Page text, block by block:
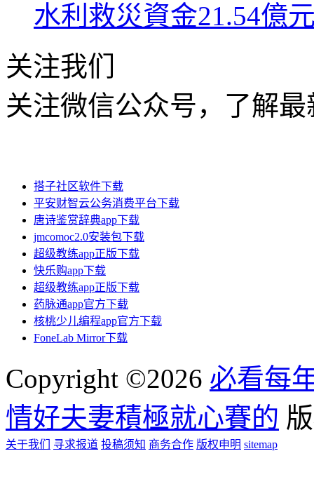
水利救災資金21.54億
关注我们
关注微信公众号，了解
搭子社区软件下载
平安财智云公务消费平台下载
唐诗鉴赏辞典app下载
jmcomoc2.0安装包下载
超级教练app正版下载
快乐购app下载
超级教练app正版下载
药脉通app官方下载
核桃少儿编程app官方下载
FoneLab Mirror下载
Copyright ©2026 必看每
情好夫妻積極就心賽的
关于我们 寻求报道 投稿须知 商务合作 版权申明 sitemap